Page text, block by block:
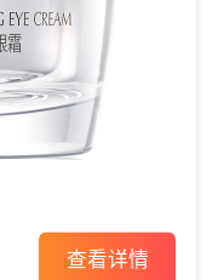
查看详情